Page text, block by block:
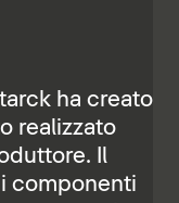
ha creato
realizzato
Il
componenti